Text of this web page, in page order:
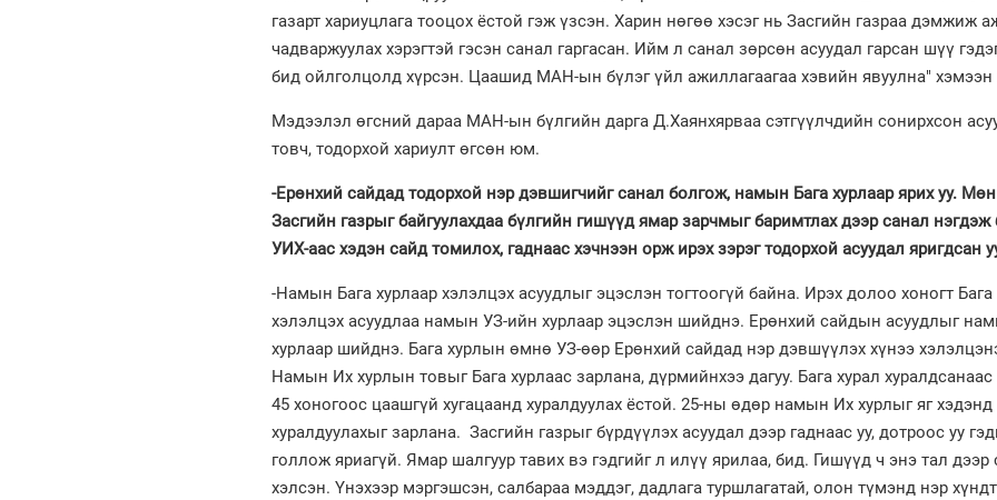
газарт хариуцлага тооцох ёстой гэж үзсэн. Харин нөгөө хэсэг нь Засгийн газраа дэмжиж
чадваржуулах хэрэгтэй гэсэн санал гаргасан. Ийм л санал зөрсөн асуудал гарсан шүү
бид ойлголцолд хүрсэн. Цаашид МАН-ын бүлэг үйл ажиллагаагаа хэвийн явуулна" хэмээн
Мэдээлэл өгсний дараа МАН-ын бүлгийн дарга Д.Хаянхярваа сэтгүүлчдийн сонирхсон
товч, тодорхой хариулт өгсөн юм.
-Ерөнхий сайдад тодорхой нэр дэвшигчийг санал болгож, намын Бага хурлаар ярих уу. Мөн
Засгийн газрыг байгуулахдаа бүлгийн гишүүд ямар зарчмыг баримтлах дээр санал нэгдэж
УИХ-аас хэдэн сайд томилох, гаднаас хэчнээн орж ирэх зэрэг тодорхой асуудал яригдсан
-Намын Бага хурлаар хэлэлцэх асуудлыг эцэслэн тогтоогүй байна. Ирэх долоо хоногт Бага
хэлэлцэх асуудлаа намын УЗ-ийн хурлаар эцэслэн шийднэ. Ерөнхий сайдын асуудлыг
хурлаар шийднэ. Бага хурлын өмнө УЗ-өөр Ерөнхий сайдад нэр дэвшүүлэх хүнээ
Намын Их хурлын товыг Бага хурлаас зарлана, дүрмийнхээ дагуу. Бага хурал
45 хоногоос цаашгүй хугацаанд хуралдуулах ёстой. 25-ны өдөр намын Их хурлыг яг хэдэнд
хуралдуулахыг зарлана. Засгийн газрыг бүрдүүлэх асуудал дээр гаднаас уу, дотроос уу
голлож яриагүй. Ямар шалгуур тавих вэ гэдгийг л илүү ярилаа, бид. Гишүүд ч энэ тал дээр
хэлсэн. Үнэхээр мэргэшсэн, салбараа мэддэг, дадлага туршлагатай, олон түмэнд нэр